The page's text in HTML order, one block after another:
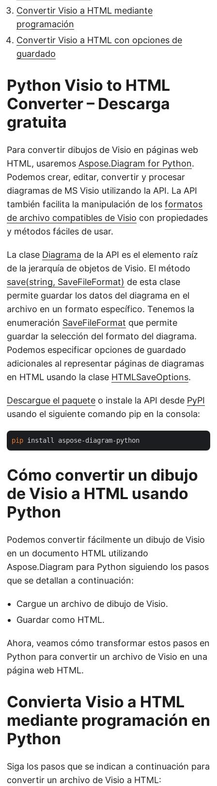
Convertir Visio a HTML mediante
programación
Convertir Visio a HTML con opciones de
guardado
Python Visio to HTML
Converter – Descarga
gratuita
Para convertir dibujos de Visio en páginas web
HTML, usaremos Aspose.Diagram for Python.
Podemos crear, editar, convertir y procesar
diagramas de MS Visio utilizando la API. La API
también facilita la manipulación de los formatos
de archivo compatibles de Visio con propiedades
y métodos fáciles de usar.
La clase Diagrama de la API es el elemento raíz
de la jerarquía de objetos de Visio. El método
save(string, SaveFileFormat) de esta clase
permite guardar los datos del diagrama en el
archivo en un formato específico. Tenemos la
enumeración SaveFileFormat que permite
guardar la selección del formato del diagrama.
Podemos especificar opciones de guardado
adicionales al representar páginas de diagramas
en HTML usando la clase HTMLSaveOptions.
Descargue el paquete o instale la API desde PyPI
usando el siguiente comando pip en la consola:
pip
Cómo convertir un dibujo
de Visio a HTML usando
Python
Podemos convertir fácilmente un dibujo de Visio
en un documento HTML utilizando
Aspose.Diagram para Python siguiendo los pasos
que se detallan a continuación:
Cargue un archivo de dibujo de Visio.
Guardar como HTML.
Ahora, veamos cómo transformar estos pasos en
Python para convertir un archivo de Visio en una
página web HTML.
Convierta Visio a HTML
mediante programación en
Python
Siga los pasos que se indican a continuación para
convertir un archivo de Visio a HTML: